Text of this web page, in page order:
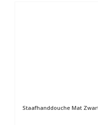
Staafhanddouche Mat